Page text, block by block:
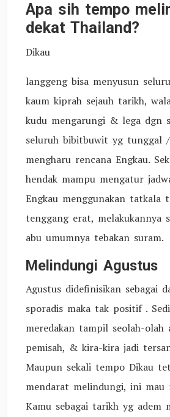
Apa sih tempo
dekat Thailand?
Dikau
langgeng bisa menyusun
kaum kiprah sejauh tarikh,
kudu mengarungi & lega dgn
seluruh bibitbuwit yg tunggal
mengharu rencana Engkau.
hendak mampu mengatur
Engkau menggunakan tatkala
tenggang erat, melakukannya
abu umumnya tebakan suram.
Melindungi Agustus
Agustus didefinisikan sebagai
sporadis maka tak positif .
meredakan tampil seolah-olah
pemisah, & kira-kira jadi
Maupun sekali tempo Dikau
mendarat melindungi, ini mau
Kamu sebagai tarikh yg adem